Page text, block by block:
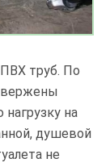
труб. По
на
душевой
не